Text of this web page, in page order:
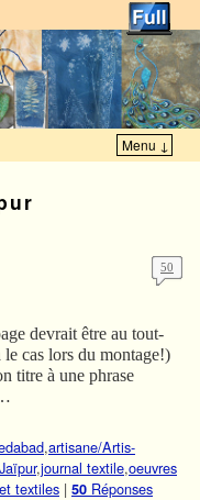
Menu ↓
50
devrait être au tout-
cas lors du montage!)
titre à une phrase
,artisane/Artis-
Jaïpur,journal textile,oeuvres
textiles | 50 Réponses